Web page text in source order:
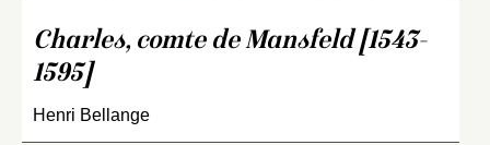
Charles, comte de Mansfeld [1543-
1595]
Henri Bellange